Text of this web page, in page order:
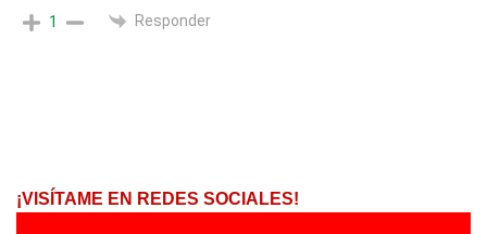
1 Responder
¡VISÍTAME EN REDES SOCIALES!